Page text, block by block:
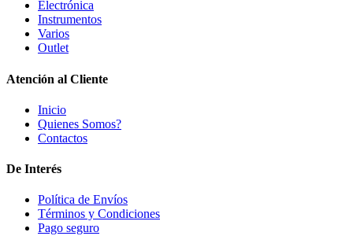
Electrónica
Instrumentos
Varios
Outlet
Atención al Cliente
Inicio
Quienes Somos?
Contactos
De Interés
Política de Envíos
Términos y Condiciones
Pago seguro